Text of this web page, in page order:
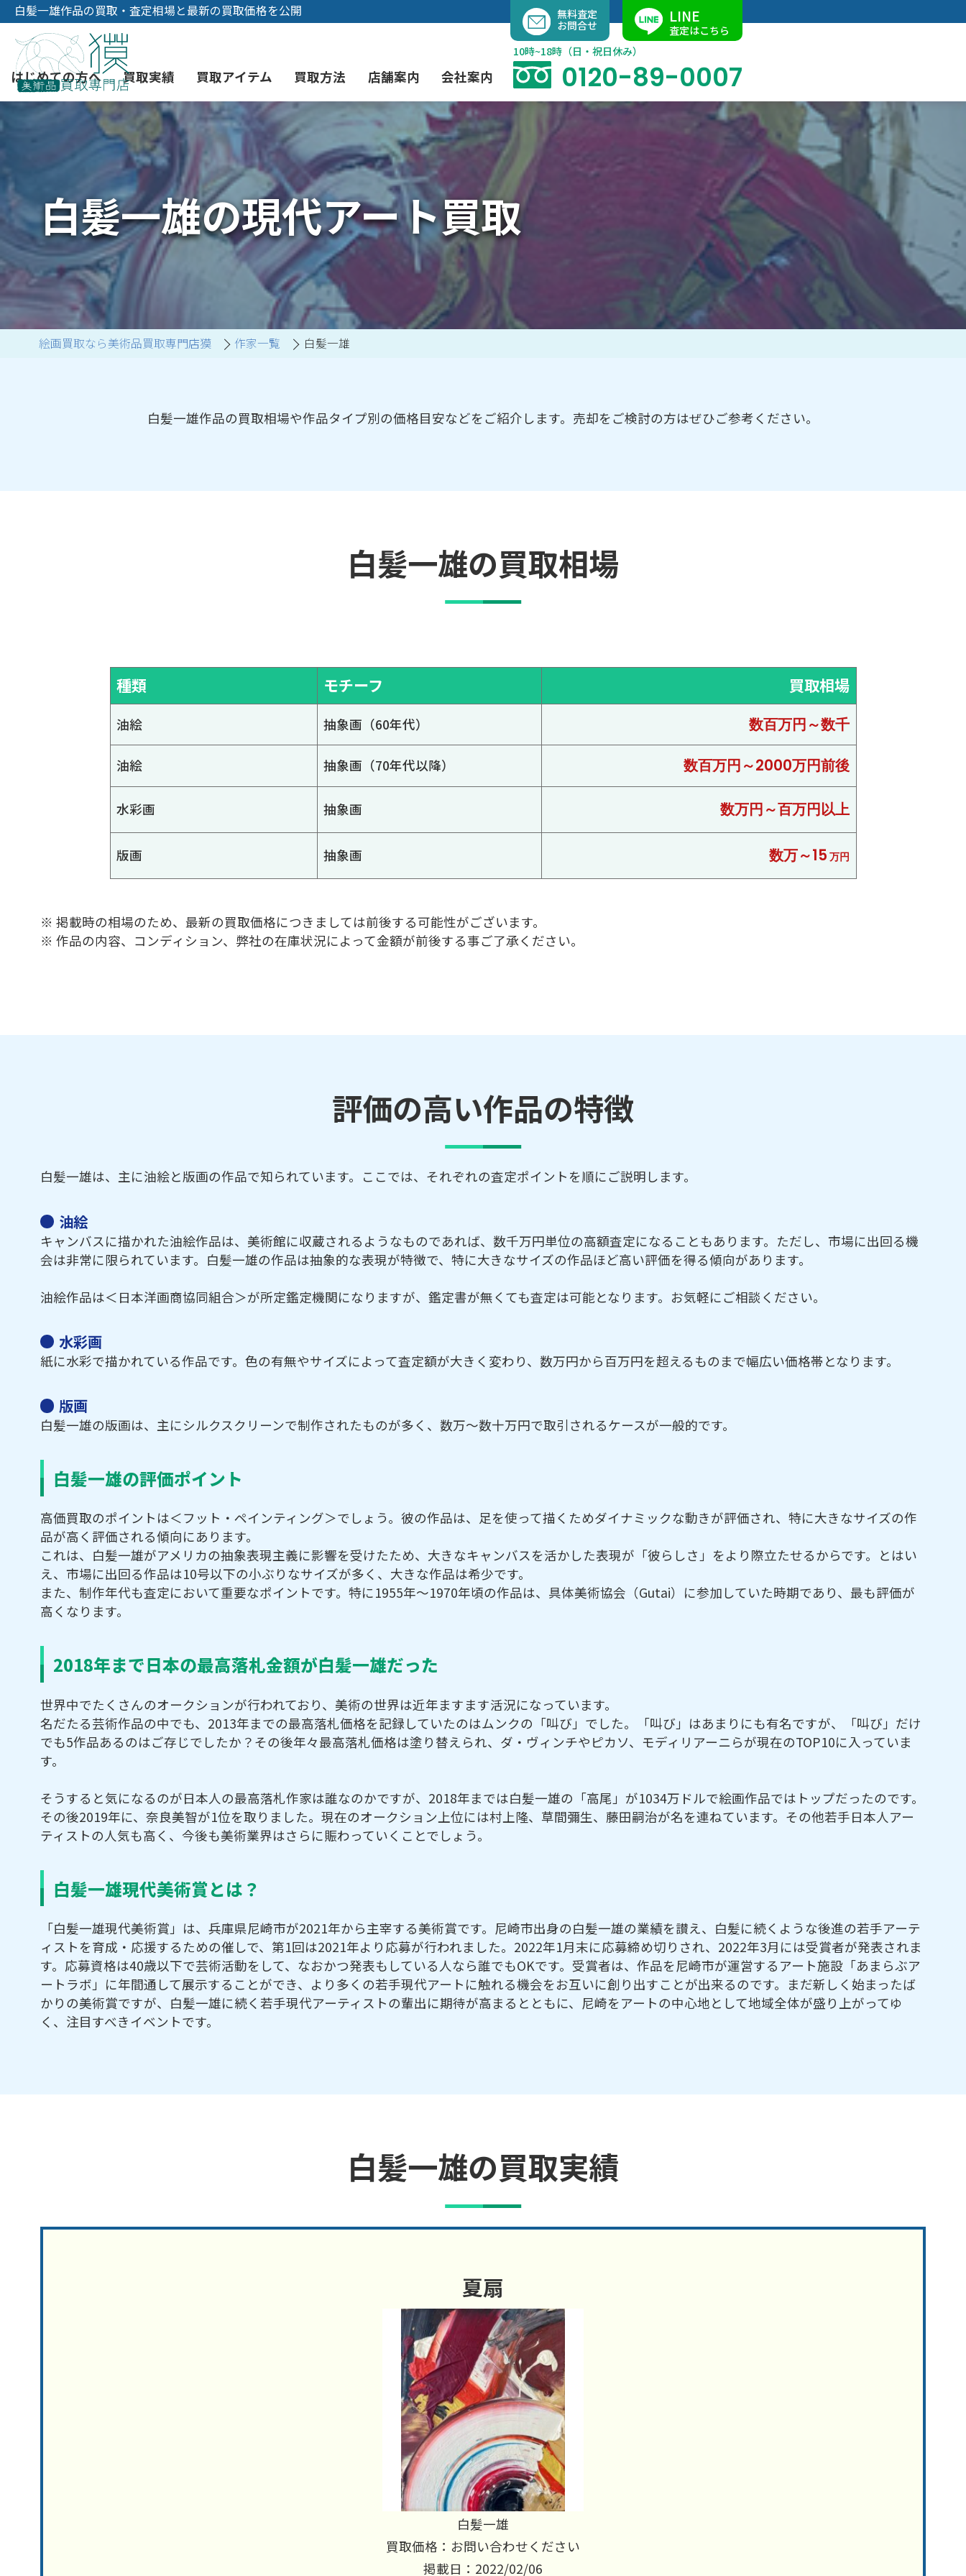
容
キ
ッ
プ
白髪一雄作品の買取・査定相場と最新の買取価格を公開
はじめての方へ
初めての美術品売却 よくあるご質問
YOUTUBE instagram Facebook
買取実績 買取アイテム
現代アート買取
骨董品買取 茶道具買取 陶磁器・陶器買取
西洋アンティーク買取 彫刻・ブロンズ買取 美術品・古美術品買取
中国骨董品買取 工芸品買取 ジュエリー・ウォッチ買取
買取方法
3つの買取方法 出張買取（無料）
宅配・郵送買取 業者間オークション出品代行
時価評価サービス
店舗案内
大阪店
会社案内
当社の特徴
消費者志向自主宣言
無料査定
お問合せ
LINE
査定はこちら
10時~18時（日・祝日休み）
0120-89-0007
白髪一雄の現代アート買取
絵画買取なら美術品買取専門店獏 作家一覧 白髪一雄
白髪一雄作品の買取相場や作品タイプ別の価格目安などをご紹介します。売却をご検討の方はぜひご参考ください。
白髪一雄の買取相場
種類 モチーフ 買取相場
油絵 抽象画（60年代） 数百万円～数千
油絵 抽象画（70年代以降） 数百万円～2000万円前後
水彩画 抽象画 数万円～百万円以上
版画 抽象画 数万～15 万円
※ 掲載時の相場のため、最新の買取価格につきましては前後する可能性がございます。
※ 作品の内容、コンディション、弊社の在庫状況によって金額が前後する事ご了承ください。
評価の高い作品の特徴
白髪一雄は、主に油絵と版画の作品で知られています。ここでは、それぞれの査定ポイントを順にご説明します。
油絵
キャンバスに描かれた油絵作品は、美術館に収蔵されるようなものであれば、数千万円単位の高額査定になることもあります。ただし、市場に出回る機
会は非常に限られています。白髪一雄の作品は抽象的な表現が特徴で、特に大きなサイズの作品ほど高い評価を得る傾向があります。
油絵作品は＜日本洋画商協同組合＞が所定鑑定機関になりますが、鑑定書が無くても査定は可能となります。お気軽にご相談ください。
水彩画
紙に水彩で描かれている作品です。色の有無やサイズによって査定額が大きく変わり、数万円から百万円を超えるものまで幅広い価格帯となります。
版画
白髪一雄の版画は、主にシルクスクリーンで制作されたものが多く、数万～数十万円で取引されるケースが一般的です。
白髪一雄の評価ポイント
高価買取のポイントは＜フット・ペインティング＞でしょう。彼の作品は、足を使って描くためダイナミックな動きが評価され、特に大きなサイズの作
品が高く評価される傾向にあります。
これは、白髪一雄がアメリカの抽象表現主義に影響を受けたため、大きなキャンバスを活かした表現が「彼らしさ」をより際立たせるからです。とはい
え、市場に出回る作品は10号以下の小ぶりなサイズが多く、大きな作品は希少です。
また、制作年代も査定において重要なポイントです。特に1955年～1970年頃の作品は、具体美術協会（Gutai）に参加していた時期であり、最も評価が
高くなります。
2018年まで日本の最高落札金額が白髪一雄だった
世界中でたくさんのオークションが行われており、美術の世界は近年ますます活況になっています。
名だたる芸術作品の中でも、2013年までの最高落札価格を記録していたのはムンクの「叫び」でした。「叫び」はあまりにも有名ですが、「叫び」だけ
でも5作品あるのはご存じでしたか？その後年々最高落札価格は塗り替えられ、ダ・ヴィンチやピカソ、モディリアーニらが現在のTOP10に入っていま
す。
そうすると気になるのが日本人の最高落札作家は誰なのかですが、2018年までは白髪一雄の「高尾」が1034万ドルで絵画作品ではトップだったのです。
その後2019年に、奈良美智が1位を取りました。現在のオークション上位には村上隆、草間彌生、藤田嗣治が名を連ねています。その他若手日本人アー
ティストの人気も高く、今後も美術業界はさらに賑わっていくことでしょう。
白髪一雄現代美術賞とは？
「白髪一雄現代美術賞」は、兵庫県尼崎市が2021年から主宰する美術賞です。尼崎市出身の白髪一雄の業績を讃え、白髪に続くような後進の若手アーテ
ィストを育成・応援するための催しで、第1回は2021年より応募が行われました。2022年1月末に応募締め切りされ、2022年3月には受賞者が発表されま
す。応募資格は40歳以下で芸術活動をして、なおかつ発表もしている人なら誰でもOKです。受賞者は、作品を尼崎市が運営するアート施設「あまらぶア
ートラボ」に年間通して展示することができ、より多くの若手現代アートに触れる機会をお互いに創り出すことが出来るのです。まだ新しく始まったば
かりの美術賞ですが、白髪一雄に続く若手現代アーティストの輩出に期待が高まるとともに、尼崎をアートの中心地として地域全体が盛り上がってゆ
く、注目すべきイベントです。
白髪一雄の買取実績
夏扇
白髪一雄
買取価格：お問い合わせください
掲載日：2022/02/06